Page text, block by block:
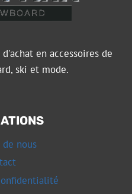
en accessoires de
ski et mode.
de nous